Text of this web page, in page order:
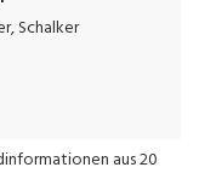
Schalker
aus 20